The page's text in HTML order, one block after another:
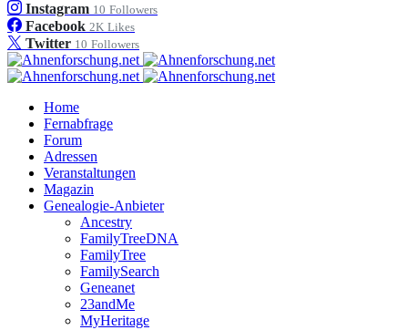
Instagram 10 Followers
Facebook 2K Likes
Twitter 10 Followers
Home
Fernabfrage
Forum
Adressen
Veranstaltungen
Magazin
Genealogie-Anbieter
Ancestry
FamilyTreeDNA
FamilyTree
FamilySearch
Geneanet
23andMe
MyHeritage